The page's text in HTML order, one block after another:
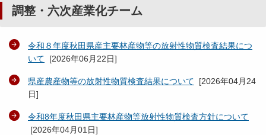
調整・六次産業化チーム
令和８年度秋田県産主要林産物等の放射性物質検査結果につ
いて [2026年06月22日]
県産農産物等の放射性物質検査結果について [2026年04月24
日]
令和8年度秋田県主要林産物等放射性物質検査方針について
[2026年04月01日]